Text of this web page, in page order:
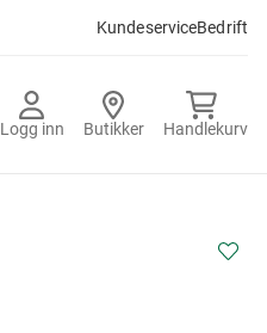
KundeserviceBedrift
Logg inn Butikker Handlekurv